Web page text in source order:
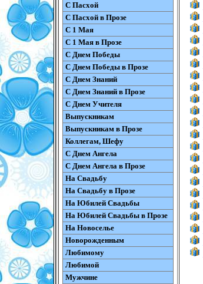
С Пасхой
С Пасхой в Прозе
С 1 Мая
С 1 Мая в Прозе
С Днем Победы
С Днем Победы в Прозе
С Днем Знаний
С Днем Знаний в Прозе
С Днем Учителя
Выпускникам
Выпускникам в Прозе
Коллегам, Шефу
С Днем Ангела
С Днем Ангела в Прозе
На Свадьбу
На Свадьбу в Прозе
На Юбилей Свадьбы
На Юбилей Свадьбы в Прозе
На Новоселье
Новорожденным
Любимому
Любимой
Мужчине